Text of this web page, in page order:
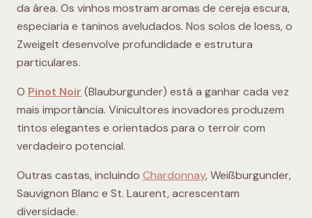
da área. Os vinhos mostram aromas de cereja escura,
especiaria e taninos aveludados. Nos solos de loess, o
Zweigelt desenvolve profundidade e estrutura
particulares.
O Pinot Noir (Blauburgunder) está a ganhar cada vez
mais importância. Vinicultores inovadores produzem
tintos elegantes e orientados para o terroir com
verdadeiro potencial.
Outras castas, incluindo Chardonnay, Weißburgunder,
Sauvignon Blanc e St. Laurent, acrescentam
diversidade.